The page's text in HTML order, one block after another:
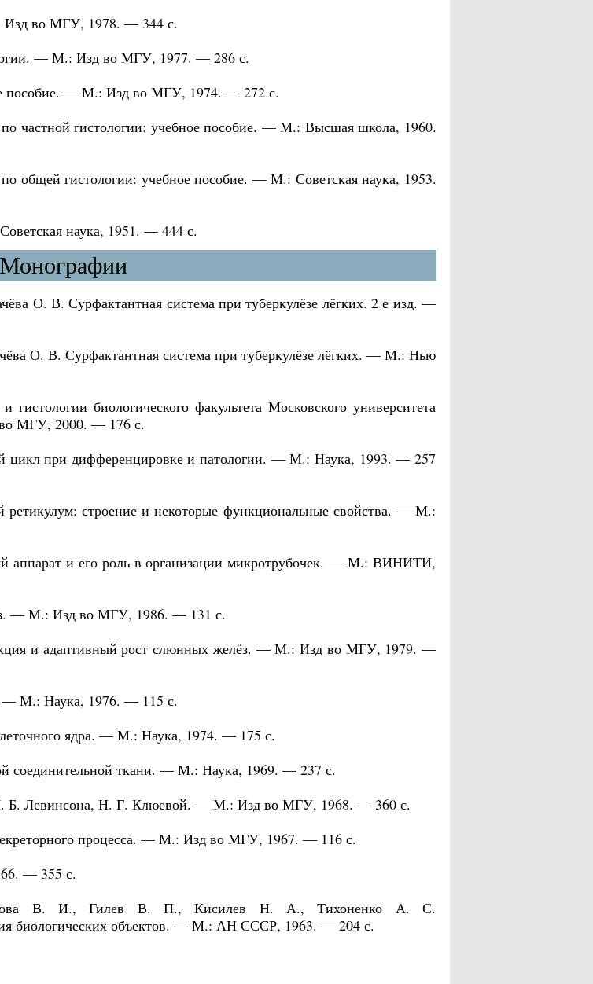
во МГУ, 1978. — 344 с.
— М.: Изд во МГУ, 1977. — 286 с.
пособие. — М.: Изд во МГУ, 1974. — 272 с.
частной гистологии: учебное пособие. — М.: Высшая школа, 1960.
общей гистологии: учебное пособие. — М.: Советская наука, 1953.
наука, 1951. — 444 с.
Монографии
О. В. Сурфактантная система при туберкулёзе лёгких. 2 е изд. —
О. В. Сурфактантная система при туберкулёзе лёгких. — М.: Нью
биологического факультета Московского университета
МГУ, 2000. — 176 с.
цикл при дифференцировке и патологии. — М.: Наука, 1993. — 257
строение и некоторые функциональные свойства. — М.:
аппарат и его роль в организации микротрубочек. — М.: ВИНИТИ,
— М.: Изд во МГУ, 1986. — 131 с.
и адаптивный рост слюнных желёз. — М.: Изд во МГУ, 1979. —
— М.: Наука, 1976. — 115 с.
ядра. — М.: Наука, 1974. — 175 с.
соединительной ткани. — М.: Наука, 1969. — 237 с.
Б. Левинсона, Н. Г. Клюевой. — М.: Изд во МГУ, 1968. — 360 с.
процесса. — М.: Изд во МГУ, 1967. — 116 с.
— 355 с.
В. И., Гилев В. П., Кисилев Н. А., Тихоненко А. С.
биологических объектов. — М.: АН СССР, 1963. — 204 с.